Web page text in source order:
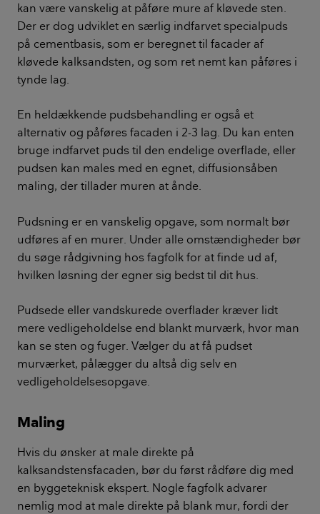
kan være vanskelig at påføre mure af kløvede sten.
Der er dog udviklet en særlig indfarvet specialpuds
på cementbasis, som er beregnet til facader af
kløvede kalksandsten, og som ret nemt kan påføres i
tynde lag.
En heldækkende pudsbehandling er også et
alternativ og påføres facaden i 2-3 lag. Du kan enten
bruge indfarvet puds til den endelige overflade, eller
pudsen kan males med en egnet, diffusionsåben
maling, der tillader muren at ånde.
Pudsning er en vanskelig opgave, som normalt bør
udføres af en murer. Under alle omstændigheder bør
du søge rådgivning hos fagfolk for at finde ud af,
hvilken løsning der egner sig bedst til dit hus.
Pudsede eller vandskurede overflader kræver lidt
mere vedligeholdelse end blankt murværk, hvor man
kan se sten og fuger. Vælger du at få pudset
murværket, pålægger du altså dig selv en
vedligeholdelsesopgave.
Maling
Hvis du ønsker at male direkte på
kalksandstensfacaden, bør du først rådføre dig med
en byggeteknisk ekspert. Nogle fagfolk advarer
nemlig mod at male direkte på blank mur, fordi der